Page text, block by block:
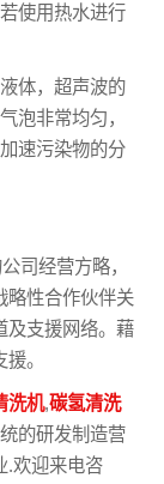
使用热水进行
体，超声波的
泡非常均匀，
速污染物的分
司经营方略，
略性合作伙伴关
及支援网络。藉
。
洗机,碳氢清洗
的研发制造营
.欢迎来电咨